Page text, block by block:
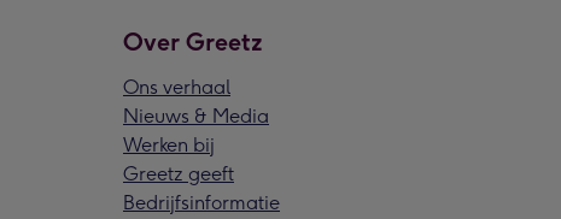
Over Greetz
Ons verhaal
Nieuws & Media
Werken bij
Greetz geeft
Bedrijfsinformatie